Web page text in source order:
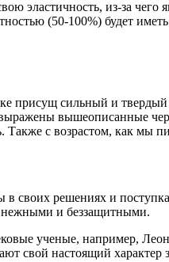
из-за чего
(50-100%) будет
сильный и
вышеописанные
Также с возрастом, как мы
своих решениях и
нежными и беззащитными.
ученые, например,
свой настоящий